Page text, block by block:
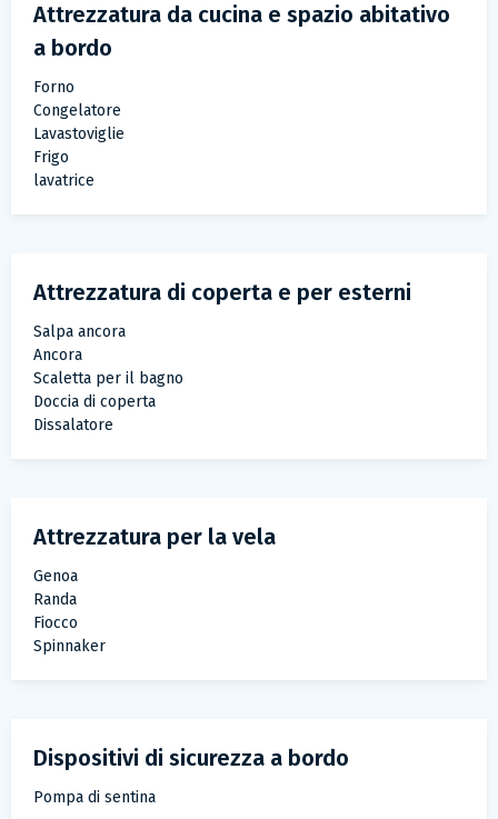
Attrezzatura da cucina e spazio abitativo
a bordo
Forno
Congelatore
Lavastoviglie
Frigo
lavatrice
Attrezzatura di coperta e per esterni
Salpa ancora
Ancora
Scaletta per il bagno
Doccia di coperta
Dissalatore
Attrezzatura per la vela
Genoa
Randa
Fiocco
Spinnaker
dispositivi di sicurezza a bordo
Pompa di sentina